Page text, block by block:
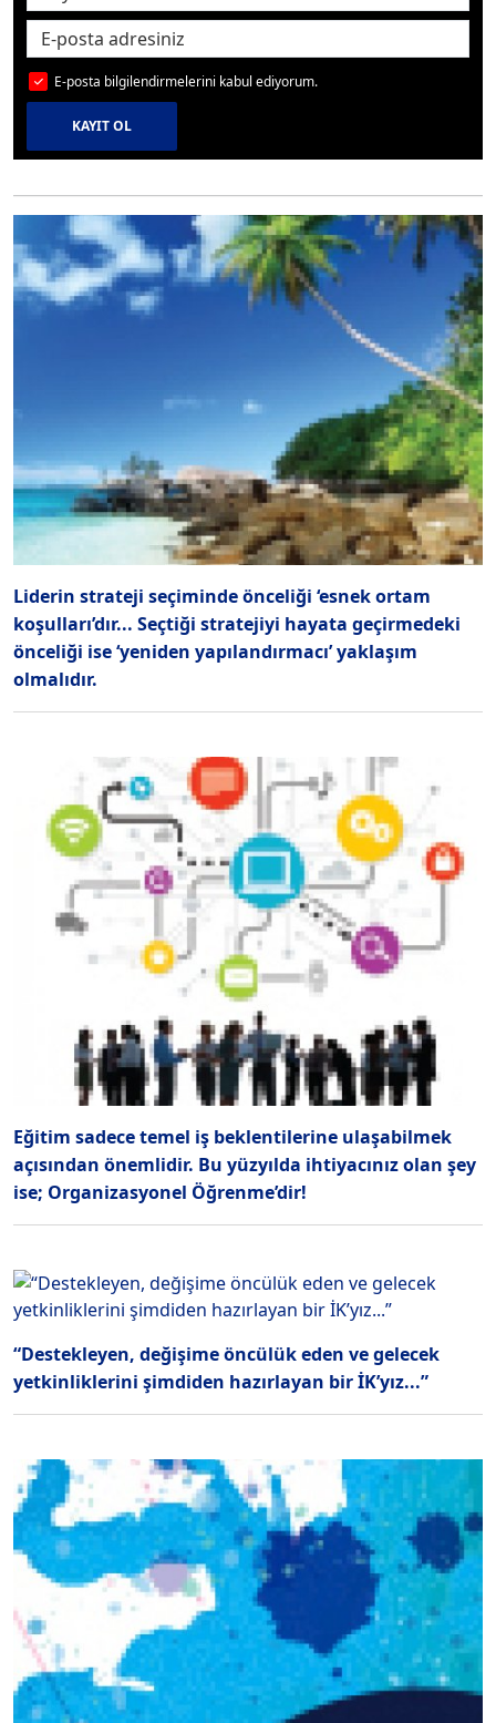
E-posta bilgilendirmelerini kabul ediyorum.
KAYIT OL
Liderin strateji seçiminde önceliği ‘esnek ortam
koşulları’dır... Seçtiği stratejiyi hayata geçirmedeki
önceliği ise ‘yeniden yapılandırmacı’ yaklaşım
olmalıdır.
Eğitim sadece temel iş beklentilerine ulaşabilmek
açısından önemlidir. Bu yüzyılda ihtiyacınız olan şey
ise; Organizasyonel Öğrenme’dir!
“Destekleyen, değişime öncülük eden ve gelecek
yetkinliklerini şimdiden hazırlayan bir İK’yız...”